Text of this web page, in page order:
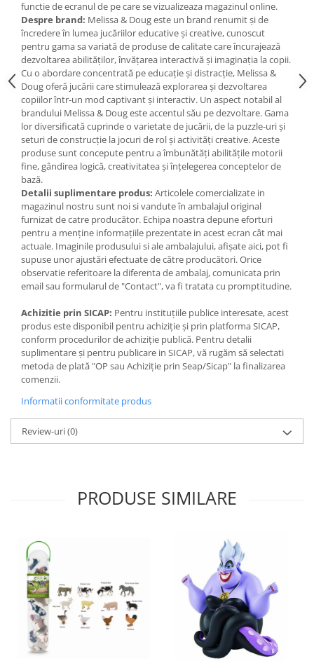
Saltele de activitati pentru bebe
Jucarii de sortat
Jucarii muzicale bebelusi
Puzzle bebelusi
functie de ecranul de pe care se vizualizeaza magazinul online.
Despre brand: Melissa & Doug este un brand renumit și de
încredere în lumea jucăriilor educative și creative, cunoscut
pentru gama sa variată de produse de calitate care încurajează
dezvoltarea abilităților, învățarea interactivă și imaginația la copii.
Cu o abordare concentrată pe educație și distracție, Melissa &
Doug oferă jucării care stimulează explorarea și dezvoltarea
copiilor într-un mod captivant și interactiv. Un aspect notabil al
brandului Melissa & Doug este accentul său pe dezvoltare. Gama
lor diversificată cuprinde o varietate de jucării, de la puzzle-uri și
seturi de construcție la jocuri de rol și activități creative. Aceste
produse sunt concepute pentru a îmbunătăți abilitățile motorii
fine, gândirea logică, creativitatea și înțelegerea conceptelor de
bază.
Detalii suplimentare produs: Articolele comercializate in
magazinul nostru sunt noi si vandute în ambalajul original
furnizat de catre producător. Echipa noastra depune eforturi
pentru a menține informațiile prezentate in acest ecran cât mai
actuale. Imaginile produsului si ale ambalajului, afișate aici, pot fi
supuse unor ajustări efectuate de către producători. Orice
observatie referitoare la diferenta de ambalaj, comunicata prin
email sau formularul de "Contact", va fi tratata cu promptitudine.
Achizitie prin SICAP: Pentru instituțiile publice interesate, acest
produs este disponibil pentru achiziție și prin platforma SICAP,
conform procedurilor de achiziție publică. Pentru detalii
suplimentare și pentru publicare in SICAP, vă rugăm să selectati
metoda de plată "OP sau Achiziție prin Seap/Sicap" la finalizarea
comenzii.
Informatii conformitate produs
Review-uri(0)
PRODUSE SIMILARE